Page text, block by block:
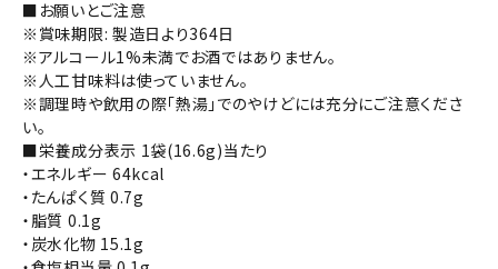
■お願いとご注意
※賞味期限: 製造日より364日
※アルコール1%未満でお酒ではありません。
※人工甘味料は使っていません。
※調理時や飲用の際「熱湯」でのやけどには充分にご注意くださ
い。
■栄養成分表示 1袋(16.6g)当たり
・エネルギー 64kcal
・たんぱく質 0.7g
・脂質 0.1g
・炭水化物 15.1g